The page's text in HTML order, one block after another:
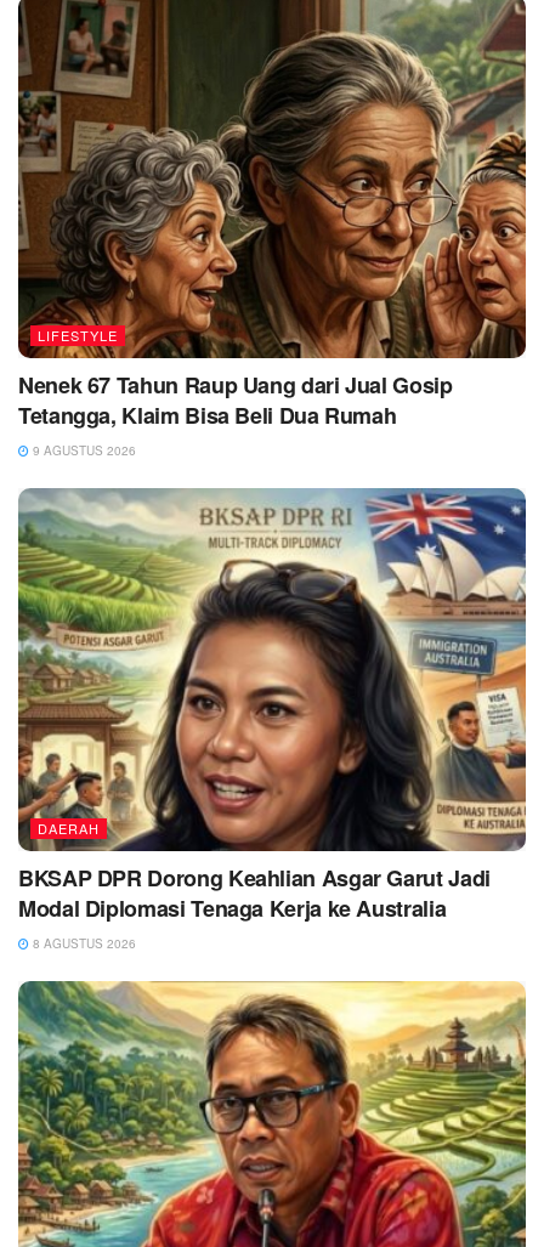
LIFESTYLE
Nenek 67 Tahun Raup Uang dari Jual Gosip
Tetangga, Klaim Bisa Beli Dua Rumah
9 AGUSTUS 2026
DAERAH
BKSAP DPR Dorong Keahlian Asgar Garut Jadi
Modal Diplomasi Tenaga Kerja ke Australia
8 AGUSTUS 2026